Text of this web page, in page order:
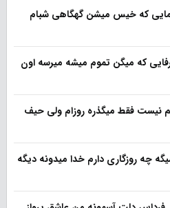
که خیس میشن گهگاهی شبام
که میگن تموم میشه میرسه اون
نیست فقط میگذره روزام ولی حیف
چه روزگاری دارم خدا میدونه دیگه